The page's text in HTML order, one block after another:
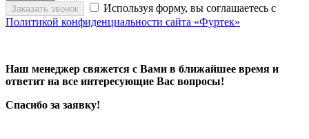
Используя форму, вы соглашаетесь с
Политикой конфиденциальности сайта «Фуртек»
Наш менеджер свяжется с Вами в ближайшее время и
ответит на все интересующие Вас вопросы!
Спасибо за заявку!